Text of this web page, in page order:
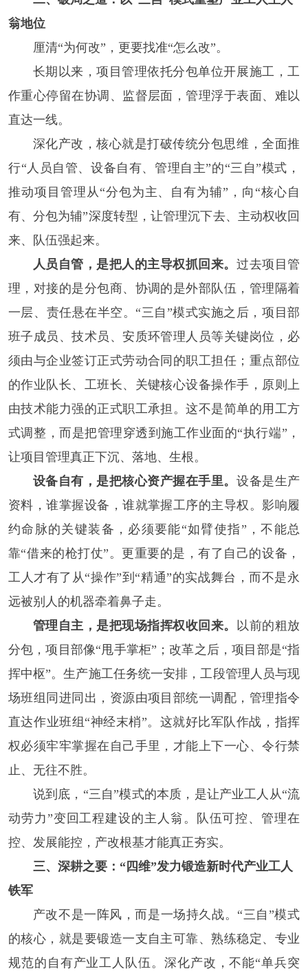
翁地位
厘清“为何改”，更要找准“怎么改”。
长期以来，项目管理依托分包单位开展施工，工
作重心停留在协调、监督层面，管理浮于表面、难以
直达一线。
深化产改，核心就是打破传统分包思维，全面推
行“人员自管、设备自有、管理自主”的“三自”模式，
推动项目管理从“分包为主、自有为辅”，向“核心自
有、分包为辅”深度转型，让管理沉下去、主动权收回
来、队伍强起来。
人员自管，是把人的主导权抓回来。过去项目管
理，对接的是分包商、协调的是外部队伍，管理隔着
一层、责任悬在半空。“三自”模式实施之后，项目部
班子成员、技术员、安质环管理人员等关键岗位，必
须由与企业签订正式劳动合同的职工担任；重点部位
的作业队长、工班长、关键核心设备操作手，原则上
由技术能力强的正式职工承担。这不是简单的用工方
式调整，而是把管理穿透到施工作业面的“执行端”，
让项目管理真正下沉、落地、生根。
设备自有，是把核心资产握在手里。设备是生产
资料，谁掌握设备，谁就掌握工序的主导权。影响履
约命脉的关键装备，必须要能“如臂使指”，不能总
靠“借来的枪打仗”。更重要的是，有了自己的设备，
工人才有了从“操作”到“精通”的实战舞台，而不是永
远被别人的机器牵着鼻子走。
管理自主，是把现场指挥权收回来。
以前的粗放
分包，项目部像“甩手掌柜”；改革之后，项目部是“指
挥中枢”。生产施工任务统一安排，工段管理人员与现
场班组同进同出，资源由项目部统一调配，管理指令
直达作业班组“神经末梢”。这就好比军队作战，指挥
权必须牢牢掌握在自己手里，才能上下一心、令行禁
止、无往不胜。
说到底，“三自”模式的本质，是让产业工人从“流
动劳力”变回工程建设的主人翁。队伍可控、管理在
控、发展能控，产改根基才能真正夯实。
三、深耕之要：“四维”发力锻造新时代产业工人
铁军
产改不是一阵风，而是一场持久战。“三自”模式
的核心，就是要锻造一支自主可靠、熟练稳定、专业
规范的自有产业工人队伍。深化产改，不能“单兵突